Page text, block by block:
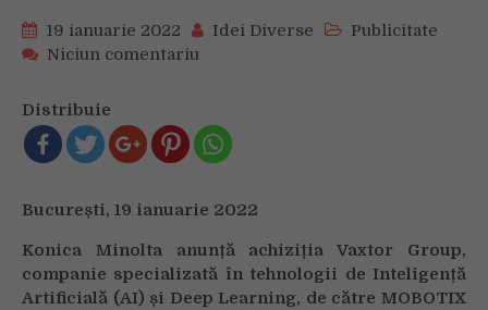
19 ianuarie 2022 Idei Diverse
Publicitate
Niciun comentariu
anunță
achiziția
Vaxtor
de
MOBOTIX
AG
Distribuie
București, 19 ianuarie 2022
Konica Minolta anunță achiziția Vaxtor Group,
companie specializată în tehnologii de Inteligență
Artificială (AI) și Deep Learning, de către MOBOTIX